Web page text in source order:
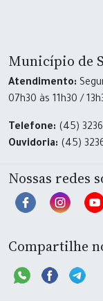
Município de
Atendimento:
07h30 às 11h30 /
Telefone: (45)
Ouvidoria: (45)
Nossas redes
Compartilhe